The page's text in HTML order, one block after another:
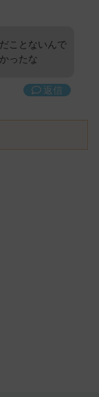
ことないんで
ったな
返信